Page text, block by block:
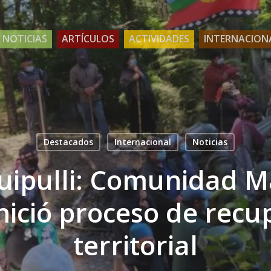
NOTICIAS ARTÍCULOS ACTIVIDADES
Destacados Internacional Noticias
Comunidad
proceso de
territorial